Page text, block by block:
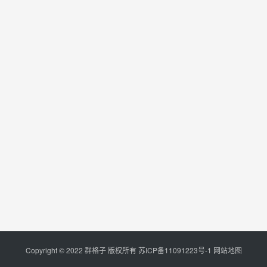
Copyright © 2022 群格子 版权所有苏ICP备11091223号-1 网站地图